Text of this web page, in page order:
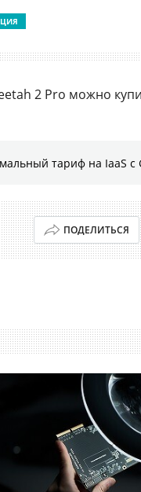
2 Pro можно
тариф на IaaS с
ПОДЕЛИТЬСЯ